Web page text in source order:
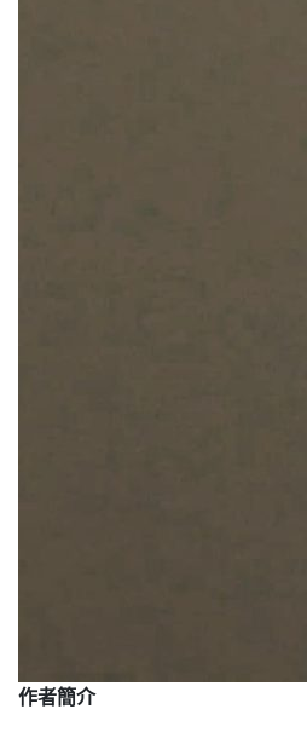
作者簡介